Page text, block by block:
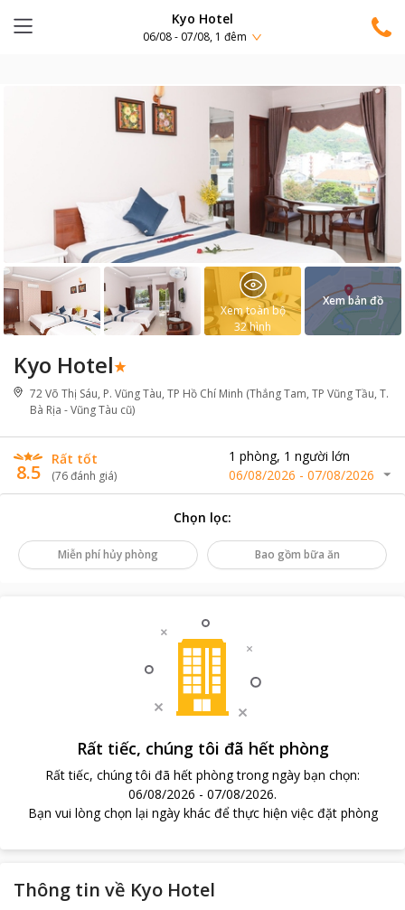
Kyo Hotel
06/08 - 07/08, 1 đêm
Kyo Hotel
72 Võ Thị Sáu, P. Vũng Tàu, TP Hồ Chí Minh (Thắng Tam, TP Vũng Tầu, T.
Bà Rịa - Vũng Tàu cũ)
8.5
Rất tốt
(76đánh giá)
1 phòng, 1 người lớn
06/08/2026 - 07/08/2026
Xem toàn bộ
32hình
Xem bản đồ
Chọn lọc:
Miễn phí hủy phòng Bao gồm bữa ăn
Rất tiếc, chúng tôi đã hết phòng
Rất tiếc, chúng tôi đã hết phòng trong ngày bạn chọn:
06/08/2026 - 07/08/2026.
Bạn vui lòng chọn lại ngày khác để thực hiện việc đặt phòng
Thông tin về Kyo Hotel